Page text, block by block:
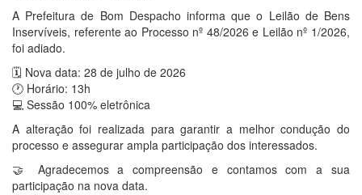
A Prefeitura de Bom Despacho informa que o Leilão de Bens
Inservíveis, referente ao Processo nº 48/2026 e Leilão nº 1/2026,
foi adiado.
🗓️ Nova data: 28 de julho de 2026
🕐 Horário: 13h
💻 Sessão 100% eletrônica
A alteração foi realizada para garantir a melhor condução do
processo e assegurar ampla participação dos interessados.
🤝 Agradecemos a compreensão e contamos com a sua
participação na nova data.